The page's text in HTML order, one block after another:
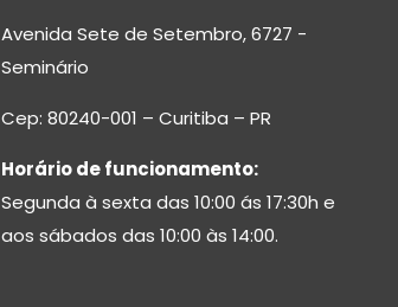
Avenida Sete de Setembro, 6727 -
Seminário
Cep: 80240-001 – Curitiba – PR
Horário de funcionamento:
Segunda à sexta das 10:00 ás 17:30h e
aos sábados das 10:00 às 14:00.